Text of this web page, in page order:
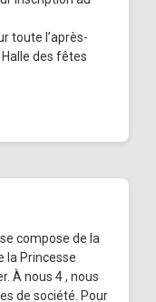
toute l’après-
des fêtes
compose de la
la Princesse
À nous 4 , nous
de société. Pour